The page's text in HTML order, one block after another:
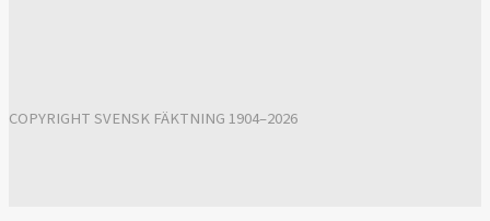
COPYRIGHT SVENSK FÄKTNING 1904–2026